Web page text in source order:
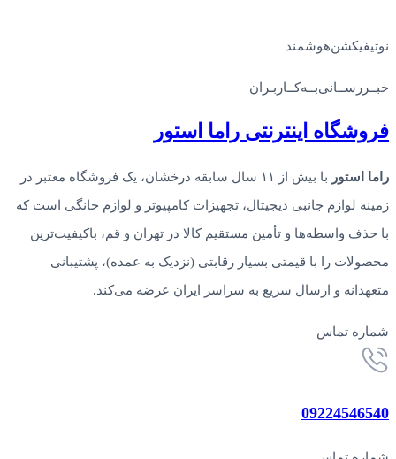
نوتیفیکشن‌هوشمند
خبــررســانی‌بــه‌کــاربـران
فروشگاه‌ اینترنتی‌ راما استور
راما استور
با بیش از ۱۱ سال سابقه درخشان، یک فروشگاه معتبر در
زمینه لوازم جانبی دیجیتال، تجهیزات کامپیوتر و لوازم خانگی است که
با حذف واسطه‌ها و تأمین مستقیم کالا در تهران و قم، باکیفیت‌ترین
محصولات را با قیمتی بسیار رقابتی (نزدیک به عمده)، پشتیبانی
متعهدانه و ارسال سریع به سراسر ایران عرضه می‌کند.
شماره تماس
09224546540